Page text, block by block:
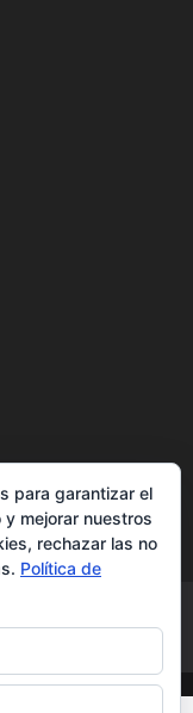
para garantizar el
mejorar nuestros
rechazar las no
Política de